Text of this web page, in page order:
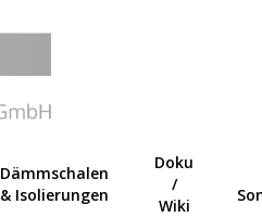
Dämmschalen
& Isolierungen
Doku
/
Wiki